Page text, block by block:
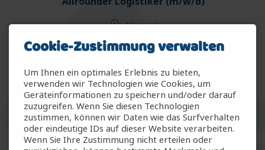
Mägenwil
Temp & Fest
Allrounder Gartenbau (m/w/d)
Arbon
Temp & Fest
Cookie-Zustimmung verwalten
Um Ihnen ein optimales Erlebnis zu bieten,
verwenden wir Technologien wie Cookies, um
Geräteinformationen zu speichern und/oder darauf
zuzugreifen. Wenn Sie diesen Technologien
zustimmen, können wir Daten wie das Surfverhalten
oder eindeutige IDs auf dieser Website verarbeiten.
Wenn Sie Ihre Zustimmung nicht erteilen oder